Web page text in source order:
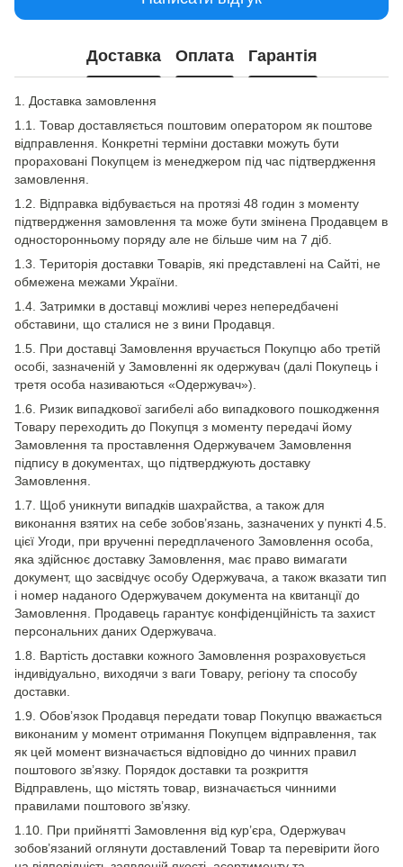
Доставка Оплата Гарантія
1. Доставка замовлення
1.1. Товар доставляється поштовим оператором як поштове
відправлення. Конкретні терміни доставки можуть бути
прораховані Покупцем із менеджером під час підтвердження
замовлення.
1.2. Відправка відбувається на протязі 48 годин з моменту
підтвердження замовлення та може бути змінена Продавцем в
односторонньому поряду але не більше чим на 7 діб.
1.3. Територія доставки Товарів, які представлені на Сайті, не
обмежена межами України.
1.4. Затримки в доставці можливі через непередбачені
обставини, що сталися не з вини Продавця.
1.5. При доставці Замовлення вручається Покупцю або третій
особі, зазначеній у Замовленні як одержувач (далі Покупець і
третя особа називаються «Одержувач»).
1.6. Ризик випадкової загибелі або випадкового пошкодження
Товару переходить до Покупця з моменту передачі йому
Замовлення та проставлення Одержувачем Замовлення
підпису в документах, що підтверджують доставку
Замовлення.
1.7. Щоб уникнути випадків шахрайства, а також для
виконання взятих на себе зобов’язань, зазначених у пункті 4.5.
цієї Угоди, при врученні передплаченого Замовлення особа,
яка здійснює доставку Замовлення, має право вимагати
документ, що засвідчує особу Одержувача, а також вказати тип
і номер наданого Одержувачем документа на квитанції до
Замовлення. Продавець гарантує конфіденційність та захист
персональних даних Одержувача.
1.8. Вартість доставки кожного Замовлення розраховується
індивідуально, виходячи з ваги Товару, регіону та способу
доставки.
1.9. Обов’язок Продавця передати товар Покупцю вважається
виконаним у момент отримання Покупцем відправлення, так
як цей момент визначається відповідно до чинних правил
поштового зв’язку. Порядок доставки та розкриття
Відправлень, що містять товар, визначається чинними
правилами поштового зв’язку.
1.10. При прийнятті Замовлення від кур’єра, Одержувач
зобов’язаний оглянути доставлений Товар та перевірити його